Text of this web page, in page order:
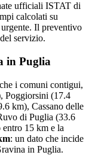
ufficiali ISTAT di
calcolati su
Il preventivo
servizio.
in Puglia
i comuni contigui,
Poggiorsini (17.4
km), Cassano delle
di Puglia (33.6
entro 15 km e la
: un dato che incide
in Puglia.